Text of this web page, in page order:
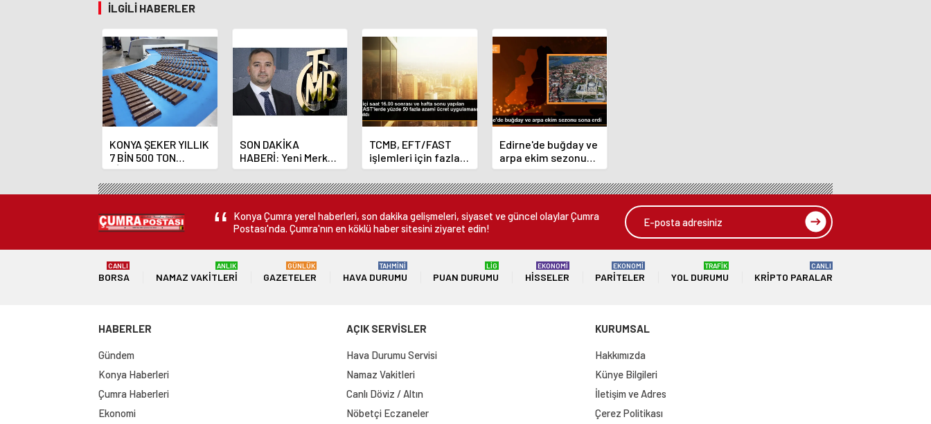
İLGILI HABERLER
KONYA ŞEKER YILLIK
7 BİN 500 TON
ÇİKOLATALI ÜRÜN
ÜRETİLECEK
SON DAKİKA
HABERİ: Yeni Merkez
Bankası Başkanı
Fatih Karahan oldu
TCMB, EFT/FAST
işlemleri için fazla
ücret uygulamasını
kaldırdı
Edirne'de buğday ve
arpa ekim sezonu
sona erdi
Konya Çumra yerel haberleri, son dakika gelişmeleri, siyaset ve güncel olaylar Çumra
Postası'nda. Çumra'nın en köklü haber sitesini ziyaret edin!
BORSA
CANLI
NAMAZ VAKITLERI
ANLIK
GAZETELER
GÜNLÜK
HAVA DURUMU
TAHMİNİ
PUAN DURUMU
LİG
HISSELER
EKONOMİ
PARITELER
EKONOMİ
YOL DURUMU
TRAFİK
KRIPTO PARALAR
CANLI
HABERLER
Gündem
Konya Haberleri
Çumra Haberleri
Ekonomi
AÇIK SERVİSLER
Hava Durumu Servisi
Namaz Vakitleri
Canlı Döviz / Altın
Nöbetçi Eczaneler
KURUMSAL
Hakkımızda
Künye Bilgileri
İletişim ve Adres
Çerez Politikası